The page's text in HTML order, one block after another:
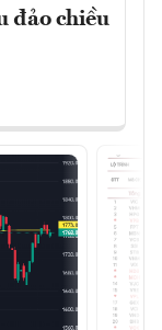
đảo chiều